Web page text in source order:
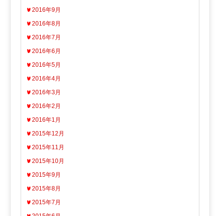
2016年9月
2016年8月
2016年7月
2016年6月
2016年5月
2016年4月
2016年3月
2016年2月
2016年1月
2015年12月
2015年11月
2015年10月
2015年9月
2015年8月
2015年7月